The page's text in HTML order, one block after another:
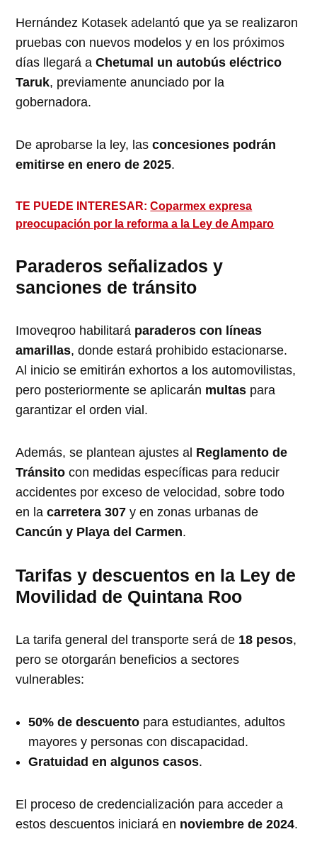
Hernández Kotasek adelantó que ya se realizaron
pruebas con nuevos modelos y en los próximos
días llegará aChetumal un autobús eléctrico
Taruk, previamente anunciado por la
gobernadora.
De aprobarse la ley, lasconcesiones podrán
emitirse en enero de 2025.
TE PUEDE INTERESAR:Coparmex expresa
preocupación por la reforma a la Ley de Amparo
Paraderos señalizados y
sanciones de tránsito
Imoveqroo habilitará paraderos con líneas
amarillas, donde estará prohibido estacionarse.
Al inicio se emitirán exhortos a los automovilistas,
pero posteriormente se aplicarán multas para
garantizar el orden vial.
Además, se plantean ajustes al Reglamento de
Tránsito con medidas específicas para reducir
accidentes por exceso de velocidad, sobre todo
en lacarretera 307 y en zonas urbanas de
Cancún y Playa del Carmen.
Tarifas y descuentos en la Ley de
Movilidad de Quintana Roo
La tarifa general del transporte será de 18 pesos,
pero se otorgarán beneficios a sectores
vulnerables:
50% de descuento para estudiantes, adultos
mayores y personas con discapacidad.
Gratuidad en algunos casos.
El proceso de credencialización para acceder a
estos descuentos iniciará en noviembre de 2024.